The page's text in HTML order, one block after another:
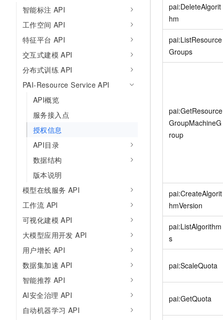
智能标注 API
工作空间 API
特征平台 API
交互式建模 API
分布式训练 API
PAI-Resource Service API
API概览
服务接入点
授权信息
API目录
数据结构
版本说明
模型在线服务 API
工作流 API
可视化建模 API
大模型应用开发 API
用户增长 API
数据集加速 API
智能推荐 API
AI安全治理 API
自动机器学习 API
pai:DeleteAlgorit
hm
pai:ListResource
Groups
pai:GetResource
GroupMachineG
roup
pai:CreateAlgorit
hmVersion
pai:ListAlgorithm
s
pai:ScaleQuota
pai:GetQuota